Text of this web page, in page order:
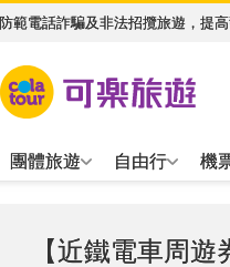
防範電話詐騙及非法招攬旅遊，提
團體旅遊 自由行 機
【近鐵電車周遊